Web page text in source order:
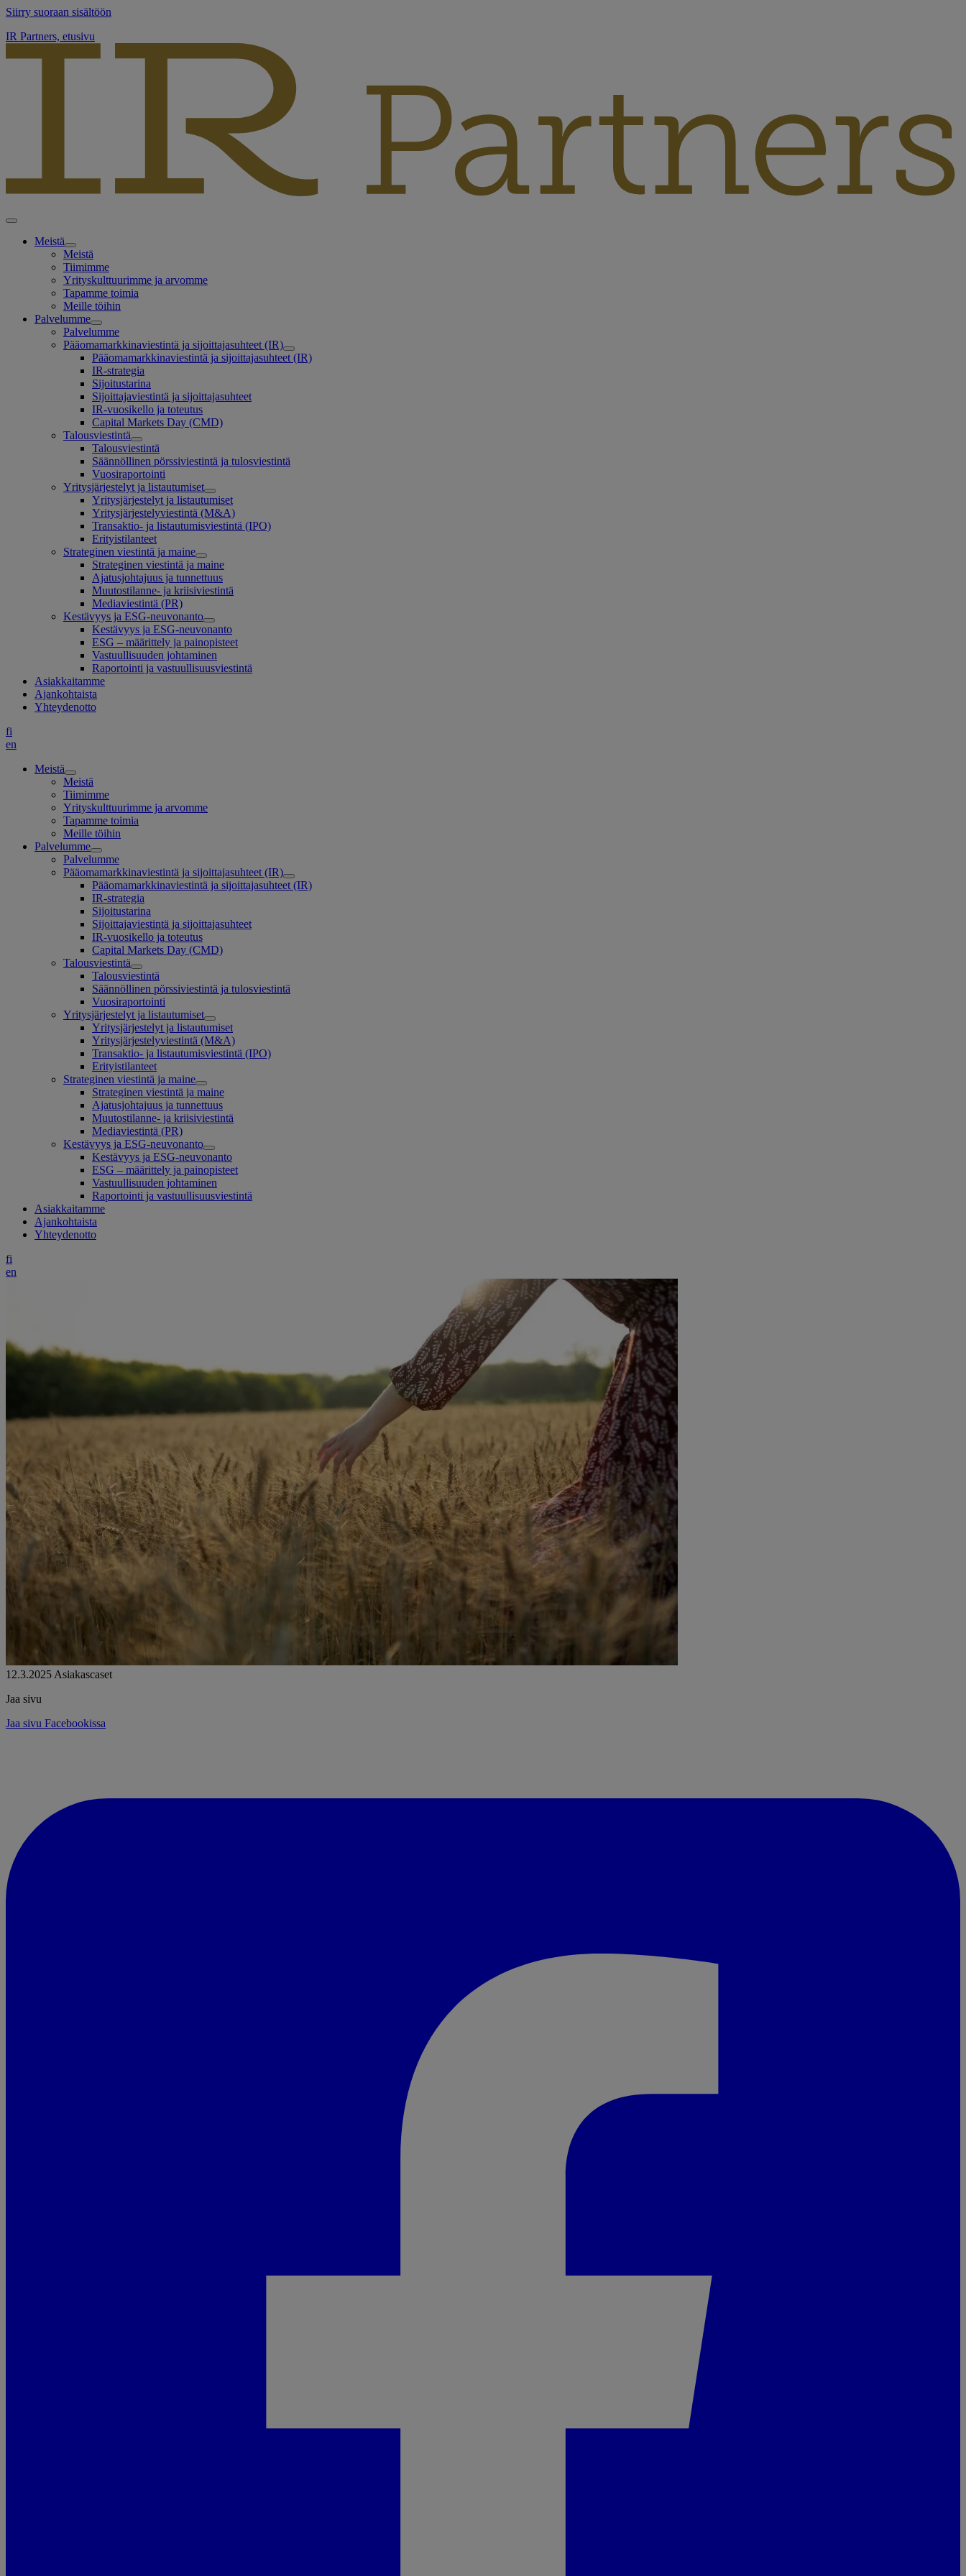
Siirry suoraan sisältöön
IR Partners, etusivu
Meistä
Meistä
Tiimimme
Yrityskulttuurimme ja arvomme
Tapamme toimia
Meille töihin
Palvelumme
Palvelumme
Pääomamarkkinaviestintä ja sijoittajasuhteet (IR)
Pääomamarkkinaviestintä ja sijoittajasuhteet (IR)
IR-strategia
Sijoitustarina
Sijoittajaviestintä ja sijoittajasuhteet
IR-vuosikello ja toteutus
Capital Markets Day (CMD)
Talousviestintä
Talousviestintä
Säännöllinen pörssiviestintä ja tulosviestintä
Vuosiraportointi
Yritysjärjestelyt ja listautumiset
Yritysjärjestelyt ja listautumiset
Yritysjärjestelyviestintä (M&A)
Transaktio- ja listautumisviestintä (IPO)
Erityistilanteet
Strateginen viestintä ja maine
Strateginen viestintä ja maine
Ajatusjohtajuus ja tunnettuus
Muutostilanne- ja kriisiviestintä
Mediaviestintä (PR)
Kestävyys ja ESG-neuvonanto
Kestävyys ja ESG-neuvonanto
ESG – määrittely ja painopisteet
Vastuullisuuden johtaminen
Raportointi ja vastuullisuusviestintä
Asiakkaitamme
Ajankohtaista
Yhteydenotto
fi
en
Meistä
Meistä
Tiimimme
Yrityskulttuurimme ja arvomme
Tapamme toimia
Meille töihin
Palvelumme
Palvelumme
Pääomamarkkinaviestintä ja sijoittajasuhteet (IR)
Pääomamarkkinaviestintä ja sijoittajasuhteet (IR)
IR-strategia
Sijoitustarina
Sijoittajaviestintä ja sijoittajasuhteet
IR-vuosikello ja toteutus
Capital Markets Day (CMD)
Talousviestintä
Talousviestintä
Säännöllinen pörssiviestintä ja tulosviestintä
Vuosiraportointi
Yritysjärjestelyt ja listautumiset
Yritysjärjestelyt ja listautumiset
Yritysjärjestelyviestintä (M&A)
Transaktio- ja listautumisviestintä (IPO)
Erityistilanteet
Strateginen viestintä ja maine
Strateginen viestintä ja maine
Ajatusjohtajuus ja tunnettuus
Muutostilanne- ja kriisiviestintä
Mediaviestintä (PR)
Kestävyys ja ESG-neuvonanto
Kestävyys ja ESG-neuvonanto
ESG – määrittely ja painopisteet
Vastuullisuuden johtaminen
Raportointi ja vastuullisuusviestintä
Asiakkaitamme
Ajankohtaista
Yhteydenotto
fi
en
12.3.2025 Asiakascaset
Jaa sivu
Jaa sivu Facebookissa